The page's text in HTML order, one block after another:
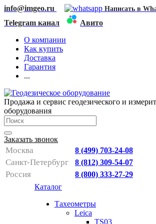
info@imgeo.ru Написать в
Telegram канал
Авито
О компании
Как купить
Доставка
Гарантия
...
Продажа и сервис геодезического и
оборудования
Заказать звонок
Москва 8 (499) 703-24-08
Санкт-Петербург 8 (812) 309-54-07
Россия 8 (800) 333-27-29
Каталог
Тахеометры
Leica
TS03